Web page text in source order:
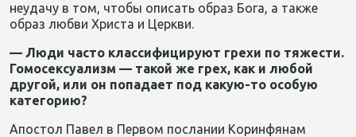
неудачу в том, чтобы описать образ Бога, а также
образ любви Христа и Церкви.
— Люди часто классифицируют грехи по тяжести.
Гомосексуализм — такой же грех, как и любой
другой, или он попадает под какую-то особую
категорию?
Апостол Павел в Первом послании Коринфянам